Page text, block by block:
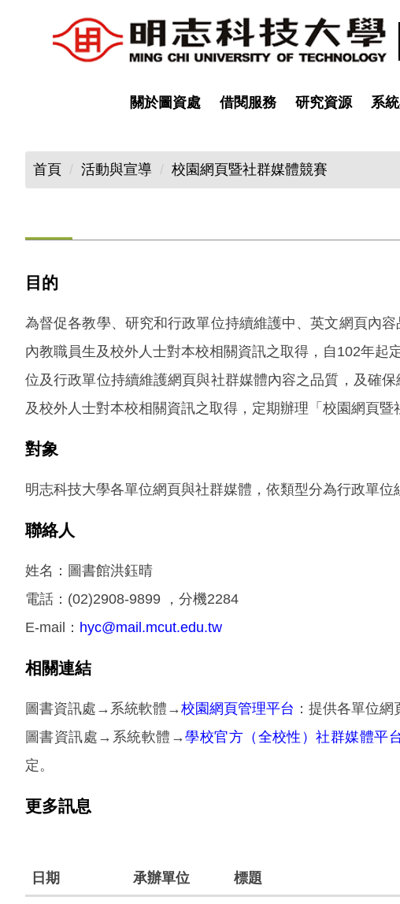
關於圖資處 借閱服務 研究資源 系
首頁 活動與宣導 校園網頁暨社群媒體競賽
目的
為督促各教學、研究和行政單位持續維護中、英文網頁內
內教職員生及校外人士對本校相關資訊之取得，自102年
位及行政單位持續維護網頁與社群媒體內容之品質，及確
及校外人士對本校相關資訊之取得，定期辦理「校園網頁暨
對象
明志科技大學各單位網頁與社群媒體，依類型分為行政單位
聯絡人
姓名：圖書館洪鈺晴
電話：(02)2908-9899 ，分機2284
E-mail： hyc@mail.mcut.edu.tw
相關連結
圖書資訊處→系統軟體→校園網頁管理平台 ：提供各單位網
圖書資訊處→系統軟體→學校官方（全校性）社群媒體平
定。
更多訊息
日期 承辦單位 標題